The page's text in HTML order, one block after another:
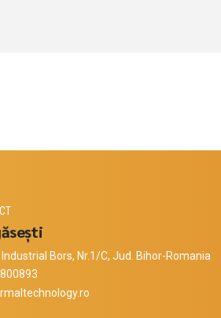
Bors, Nr.1/C, Jud. Bihor-Romania